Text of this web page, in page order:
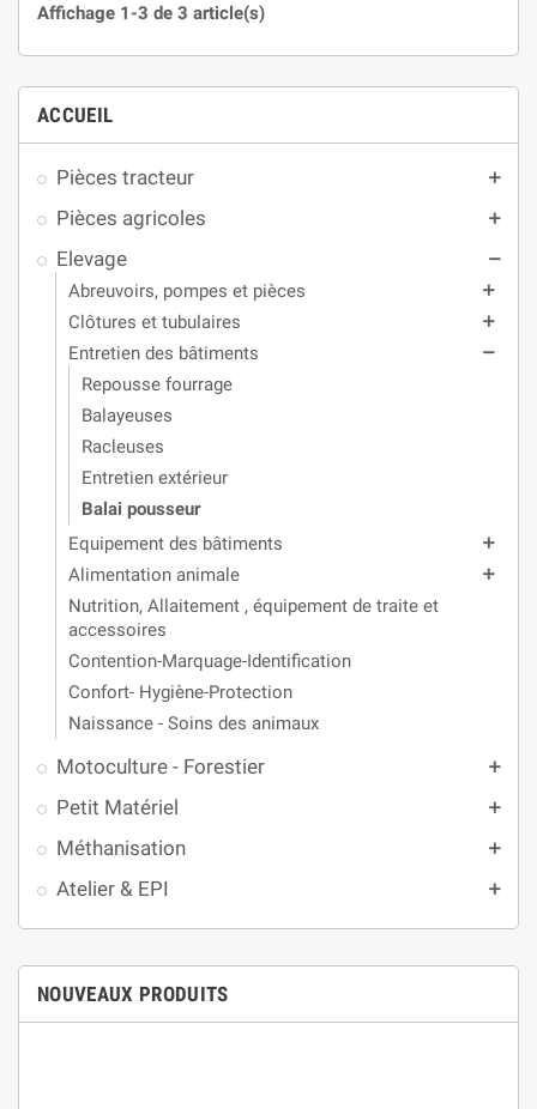
ACCUEIL
Pièces tracteur add
Pièces agricoles add
Elevage remove
Abreuvoirs, pompes et pièces add
Clôtures et tubulaires add
Entretien des bâtiments remove
Repousse fourrage
Balayeuses
Racleuses
Entretien extérieur
Balai pousseur
Equipement des bâtiments
add
Alimentation animale add
Nutrition, Allaitement , équipement de traite et
accessoires
Contention-Marquage-Identification
Confort- Hygiène-Protection
Naissance - Soins des animaux
Motoculture - Forestier add
Petit Matériel add
Méthanisation add
Atelier & EPI add
NOUVEAUX PRODUITS
Affichage 1-3 de 3 article(s)